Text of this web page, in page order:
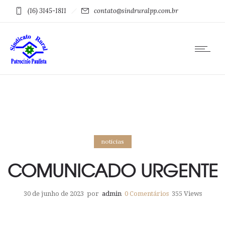
(16) 3145-1811 contato@sindruralpp.com.br
noticias
COMUNICADO URGENTE
30 de junho de 2023 por admin 0Comentários 355 Views